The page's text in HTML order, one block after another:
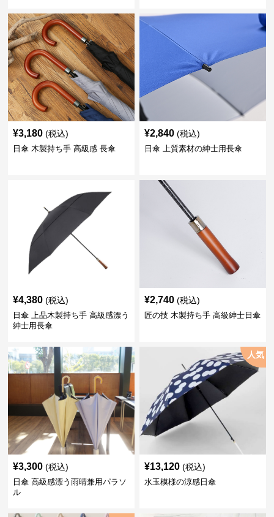
¥3,180 (税込)
日傘 木製持ち手 高級感 長傘
¥2,840 (税込)
日傘 上質素材の紳士用長傘
¥4,380 (税込)
日傘 上品木製持ち手 高級感漂う
紳士用長傘
¥2,740 (税込)
匠の技 木製持ち手 高級紳士日傘
¥3,300 (税込)
日傘 高級感漂う雨晴兼用パラソ
ル
人気
¥13,120 (税込)
水玉模様の涼感日傘